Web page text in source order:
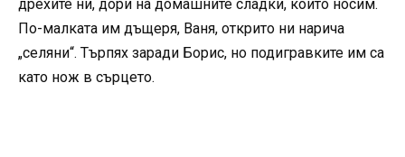
дрехите ни, дори на домашните сладки, които носим.
По-малката им дъщеря, Ваня, открито ни нарича
„селяни“. Търпях заради Борис, но подигравките им са
като нож в сърцето.